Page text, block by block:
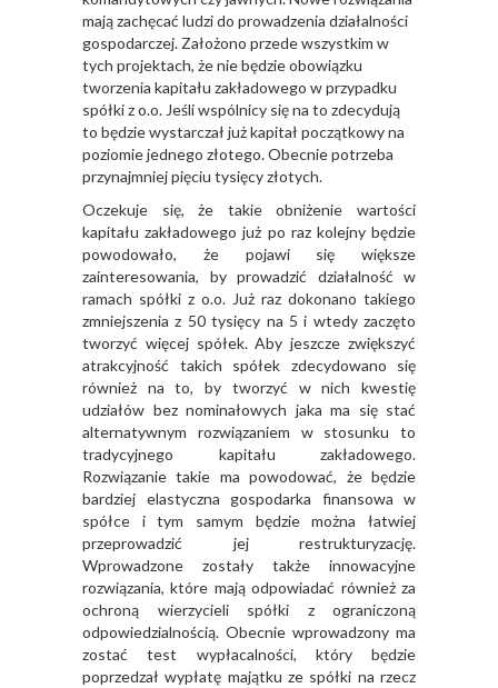
mają zachęcać ludzi do prowadzenia działalności
gospodarczej. Założono przede wszystkim w
tych projektach, że nie będzie obowiązku
tworzenia kapitału zakładowego w przypadku
spółki z o.o. Jeśli wspólnicy się na to zdecydują
to będzie wystarczał już kapitał początkowy na
poziomie jednego złotego. Obecnie potrzeba
przynajmniej pięciu tysięcy złotych.
Oczekuje się, że takie obniżenie wartości
kapitału zakładowego już po raz kolejny będzie
powodowało, że pojawi się większe
zainteresowania, by prowadzić działalność w
ramach spółki z o.o. Już raz dokonano takiego
zmniejszenia z 50 tysięcy na 5 i wtedy zaczęto
tworzyć więcej spółek. Aby jeszcze zwiększyć
atrakcyjność takich spółek zdecydowano się
również na to, by tworzyć w nich kwestię
udziałów bez nominałowych jaka ma się stać
alternatywnym rozwiązaniem w stosunku to
tradycyjnego kapitału zakładowego.
Rozwiązanie takie ma powodować, że będzie
bardziej elastyczna gospodarka finansowa w
spółce i tym samym będzie można łatwiej
przeprowadzić jej restrukturyzację.
Wprowadzone zostały także innowacyjne
rozwiązania, które mają odpowiadać również za
ochroną wierzycieli spółki z ograniczoną
odpowiedzialnością. Obecnie wprowadzony ma
zostać test wypłacalności, który będzie
poprzedzał wypłatę majątku ze spółki na rzecz